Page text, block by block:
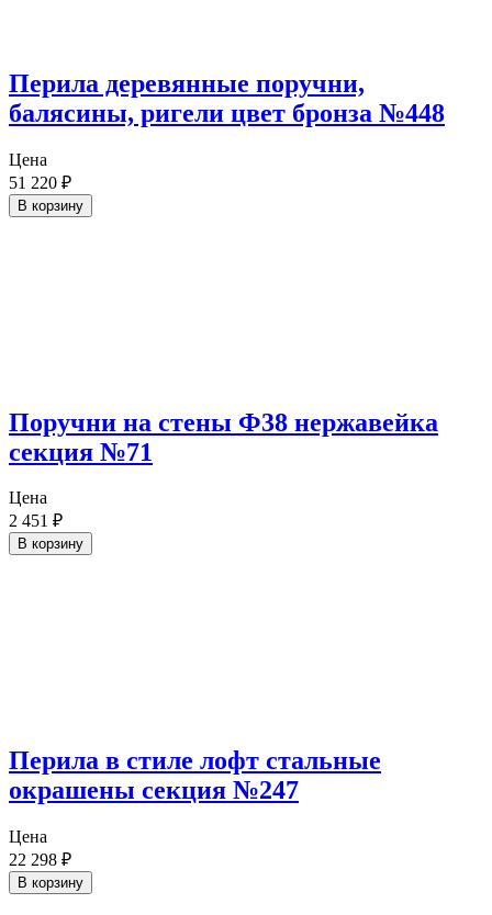
Перила деревянные поручни,
балясины, ригели цвет бронза №448
Цена
51 220 ₽
В корзину
Поручни на стены Ф38 нержавейка
секция №71
Цена
2 451 ₽
В корзину
Перила в стиле лофт стальные
окрашены секция №247
Цена
22 298 ₽
В корзину